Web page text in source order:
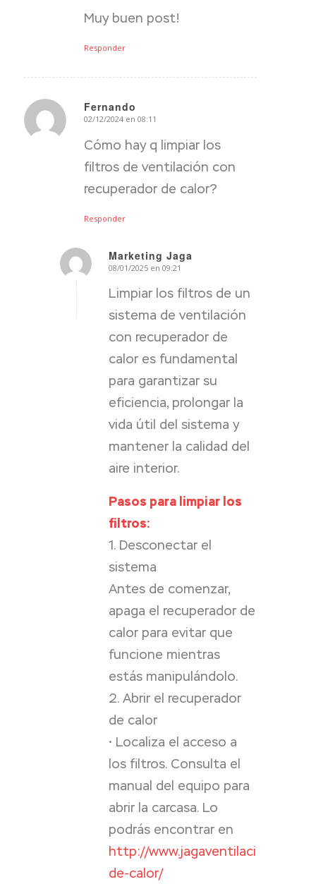
Muy buen post!
Responder
Fernando
Dice:
02/12/2024 en 08:11
Cómo hay q limpiar los
filtros de ventilación con
recuperador de calor?
Responder
Marketing Jaga
Dice:
08/01/2025 en 09:21
Limpiar los filtros de un
sistema de ventilación
con recuperador de
calor es fundamental
para garantizar su
eficiencia, prolongar la
vida útil del sistema y
mantener la calidad del
aire interior.
Pasos para limpiar los
filtros:
1. Desconectar el
sistema
Antes de comenzar,
apaga el recuperador de
calor para evitar que
funcione mientras
estás manipulándolo.
2. Abrir el recuperador
de calor
• Localiza el acceso a
los filtros. Consulta el
manual del equipo para
abrir la carcasa. Lo
podrás encontrar en
http://www.jagaventilacion.com/
de-calor/